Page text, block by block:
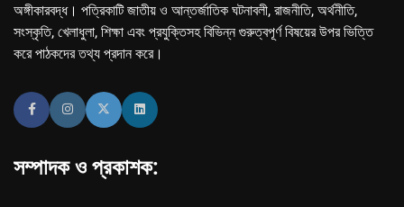
অঙ্গীকারবদ্ধ। পত্রিকাটি জাতীয় ও আন্তর্জাতিক ঘটনাবলী, রাজনীতি, অর্থনীতি,
সংস্কৃতি, খেলাধুলা, শিক্ষা এবং প্রযুক্তিসহ বিভিন্ন গুরুত্বপূর্ণ বিষয়ের উপর ভিত্তি
করে পাঠকদের তথ্য প্রদান করে।
সম্পাদক ও প্রকাশক: